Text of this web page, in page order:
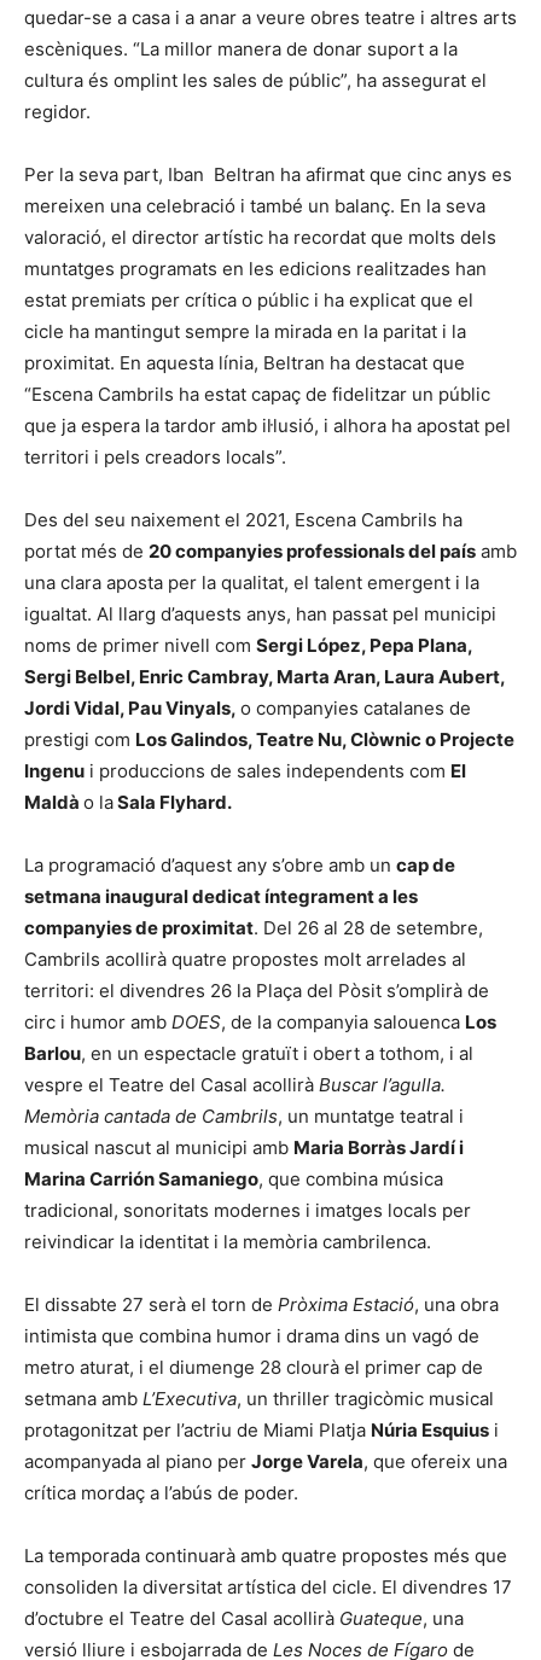
quedar-se a casa i a anar a veure obres teatre i altres arts
escèniques. “La millor manera de donar suport a la
cultura és omplint les sales de públic”, ha assegurat el
regidor.
Per la seva part, Iban Beltran ha afirmat que cinc anys es
mereixen una celebració i també un balanç. En la seva
valoració, el director artístic ha recordat que molts dels
muntatges programats en les edicions realitzades han
estat premiats per crítica o públic i ha explicat que el
cicle ha mantingut sempre la mirada en la paritat i la
proximitat. En aquesta línia, Beltran ha destacat que
“Escena Cambrils ha estat capaç de fidelitzar un públic
que ja espera la tardor amb il·lusió, i alhora ha apostat pel
territori i pels creadors locals”.
Des del seu naixement el 2021, Escena Cambrils ha
portat més de 20 companyies professionals del país amb
una clara aposta per la qualitat, el talent emergent i la
igualtat. Al llarg d’aquests anys, han passat pel municipi
noms de primer nivell com Sergi López, Pepa Plana,
Sergi Belbel, Enric Cambray, Marta Aran, Laura Aubert,
Jordi Vidal, Pau Vinyals, o companyies catalanes de
prestigi com Los Galindos, Teatre Nu, Clòwnic o Projecte
Ingenu i produccions de sales independents com El
Maldà o laSala Flyhard.
La programació d’aquest any s’obre amb un cap de
setmana inaugural dedicat íntegrament a les
companyies de proximitat. Del 26 al 28 de setembre,
Cambrils acollirà quatre propostes molt arrelades al
territori: el divendres 26 la Plaça del Pòsit s’omplirà de
circ i humor amb DOES, de la companyia salouenca Los
Barlou, en un espectacle gratuït i obert a tothom, i al
vespre el Teatre del Casal acollirà Buscar l’agulla.
Memòria cantada de Cambrils, un muntatge teatral i
musical nascut al municipi amb Maria Borràs Jardí i
Marina Carrión Samaniego, que combina música
tradicional, sonoritats modernes i imatges locals per
reivindicar la identitat i la memòria cambrilenca.
El dissabte 27 serà el torn de Pròxima Estació, una obra
intimista que combina humor i drama dins un vagó de
metro aturat, i el diumenge 28 clourà el primer cap de
setmana amb L’Executiva, un thriller tragicòmic musical
protagonitzat per l’actriu de Miami Platja Núria Esquius i
acompanyada al piano per Jorge Varela, que ofereix una
crítica mordaç a l’abús de poder.
La temporada continuarà amb quatre propostes més que
consoliden la diversitat artística del cicle. El divendres 17
d’octubre el Teatre del Casal acollirà Guateque, una
versió lliure i esbojarrada de Les Noces de Fígaro de